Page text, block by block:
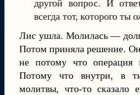
другой вопрос. И
всегда тот, которого ты
Лис ушла. Молилась —
Потом приняла решение.
не потому что операция
Потому что внутри, в
молитвы, что-то сказало